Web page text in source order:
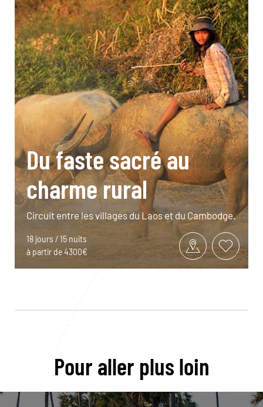
Du faste sacré au
charme rural
Circuit entre les villages du Laos et du Cambodge.
18 jours / 15 nuits
à partir de 4300€
Pour aller plus loin